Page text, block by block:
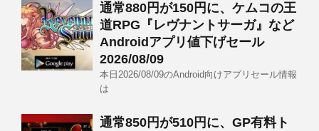
通常880円が150円に、ケムコの王
道RPG『レヴナントサーガ』など
Androidアプリ値下げセール
2026/08/09
本日2026/08/09のAndroid向けアプリセール情報
は
通常850円が510円に、GP有料ト